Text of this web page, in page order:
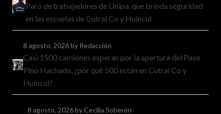
Paro de trabajadores de Unipa, que brinda seguridad
en las escuelas de Cutral Co y Huincul
8 agosto, 2026by Redacción
Casi 1500 camiones esperan por la apertura del Paso
Pino Hachado, ¿por qué 500 están en Cutral Co y
Huincul?
8 agosto, 2026by Cecilia Soberón